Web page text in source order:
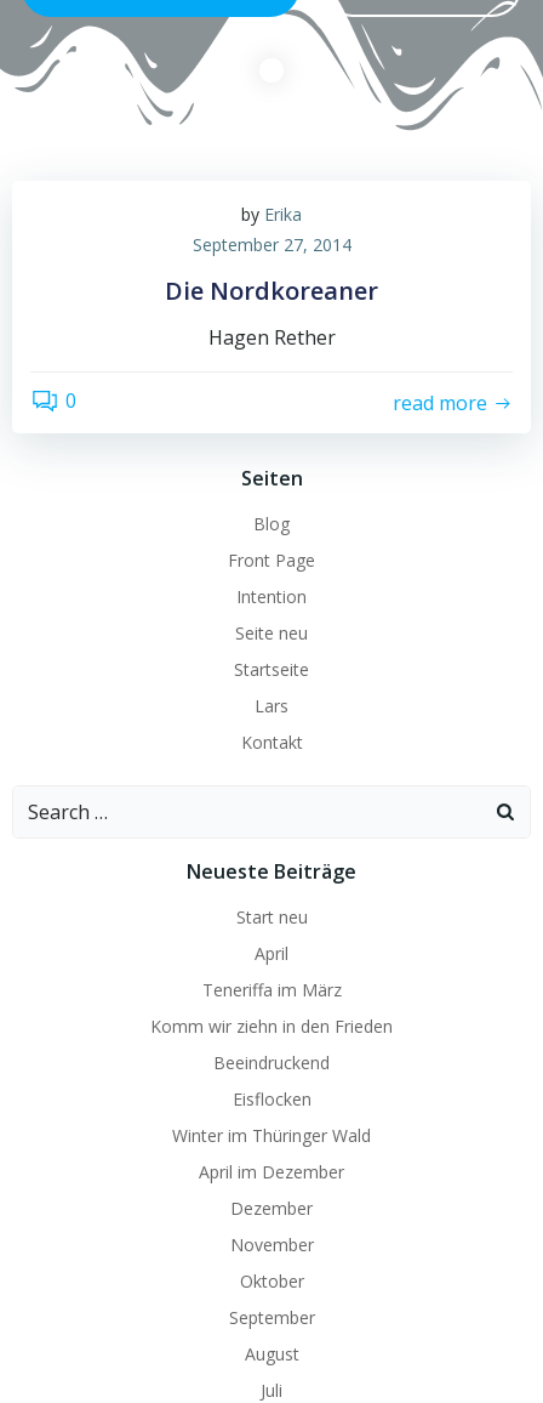
by Erika
September 27, 2014
Die Nordkoreaner
Hagen Rether
0 read more
Seiten
Blog
Front Page
Intention
Seite neu
Startseite
Lars
Kontakt
Search
Neueste Beiträge
Start neu
April
Teneriffa im März
Komm wir ziehn in den Frieden
Beeindruckend
Eisflocken
Winter im Thüringer Wald
April im Dezember
Dezember
November
Oktober
September
August
Juli